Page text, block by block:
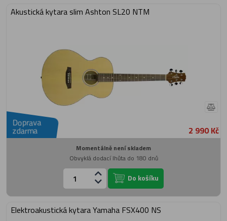
Akustická kytara slim Ashton SL20 NTM
Doprava
zdarma 2 990 Kč
Momentálně není skladem
Obvyklá dodací lhůta do 180 dnů
Do košíku
Elektroakustická kytara Yamaha FSX400 NS